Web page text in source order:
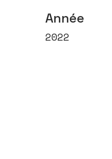
Année
2022